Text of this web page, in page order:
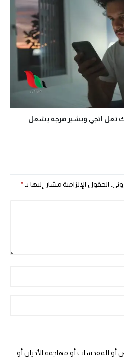
تعل اتجي وبشير هرجه يشعل
الحقول الإلزامية مشار إليها بـ *
أو للمقدسات أو مهاجمة الأديان أو